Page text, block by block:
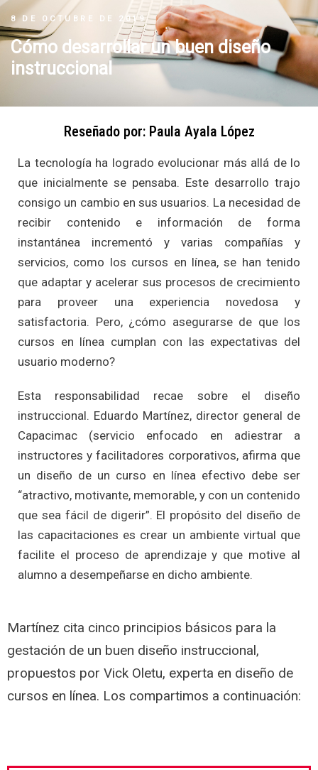
8 DE OCTUBRE DE 2019
Cómo desarrollar un buen diseño
instruccional
Reseñado por: Paula Ayala López
La tecnología ha logrado evolucionar más allá de lo
que inicialmente se pensaba. Este desarrollo trajo
consigo un cambio en sus usuarios. La necesidad de
recibir contenido e información de forma
instantánea incrementó y varias compañías y
servicios, como los cursos en línea, se han tenido
que adaptar y acelerar sus procesos de crecimiento
para proveer una experiencia novedosa y
satisfactoria. Pero, ¿cómo asegurarse de que los
cursos en línea cumplan con las expectativas del
usuario moderno?
Esta responsabilidad recae sobre el diseño
instruccional. Eduardo Martínez, director general de
Capacimac (servicio enfocado en adiestrar a
instructores y facilitadores corporativos, afirma que
un diseño de un curso en línea efectivo debe ser
“atractivo, motivante, memorable, y con un contenido
que sea fácil de digerir”. El propósito del diseño de
las capacitaciones es crear un ambiente virtual que
facilite el proceso de aprendizaje y que motive al
alumno a desempeñarse en dicho ambiente.
Martínez cita cinco principios básicos para la
gestación de un buen diseño instruccional,
propuestos por Vick Oletu, experta en diseño de
cursos en línea. Los compartimos a continuación: